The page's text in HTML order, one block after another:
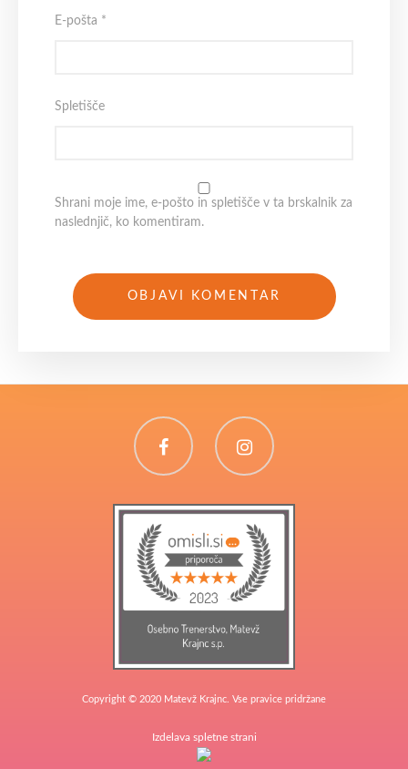
E-pošta *
Spletišče
Shrani moje ime, e-pošto in spletišče v ta brskalnik za
naslednjič, ko komentiram.
Facebook Instagram
Copyright © 2020 Matevž Krajnc. Vse pravice pridržane
Izdelava spletne strani